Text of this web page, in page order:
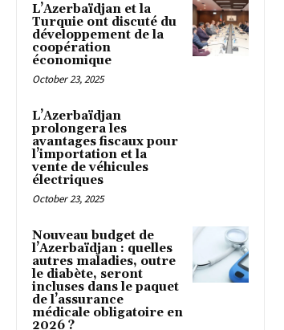
L’Azerbaïdjan et la
Turquie ont discuté du
développement de la
coopération
économique
October 23, 2025
L’Azerbaïdjan
prolongera les
avantages fiscaux pour
l’importation et la
vente de véhicules
électriques
October 23, 2025
Nouveau budget de
l’Azerbaïdjan : quelles
autres maladies, outre
le diabète, seront
incluses dans le paquet
de l’assurance
médicale obligatoire en
2026 ?